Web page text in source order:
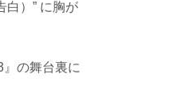
白）” に胸が
の舞台裏に